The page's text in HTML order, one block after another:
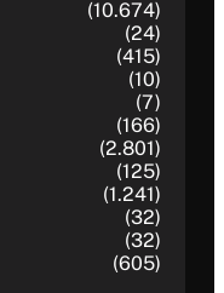
(10.674)
(24)
(415)
(10)
(7)
(166)
(2.801)
(125)
(1.241)
(32)
(32)
(605)